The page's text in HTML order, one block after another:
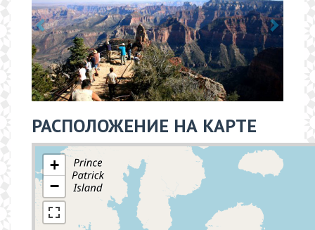
РАСПОЛОЖЕНИЕ НА КАРТЕ
+
−